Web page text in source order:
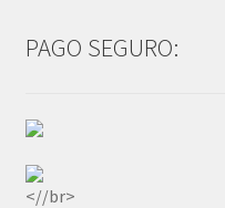
PAGO SEGURO:
<//br>